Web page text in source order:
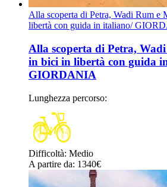
Alla scoperta di Petra, Wadi Rum e
libertà con guida in italiano/
Alla scoperta di Petra,
in bici in libertà con guida
GIORDANIA
Lunghezza percorso:
Difficoltà: Medio
A partire da: 1340€